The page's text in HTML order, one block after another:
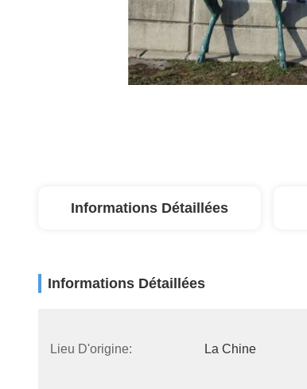
Informations Détaillées
Informations Détaillées
Lieu D'origine: La Chine